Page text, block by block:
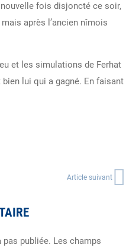
fois disjoncté ce soir,
après l’ancien nîmois
et les simulations de Ferhat
lui qui a gagné. En faisant
Article suivant
pas publiée. Les champs